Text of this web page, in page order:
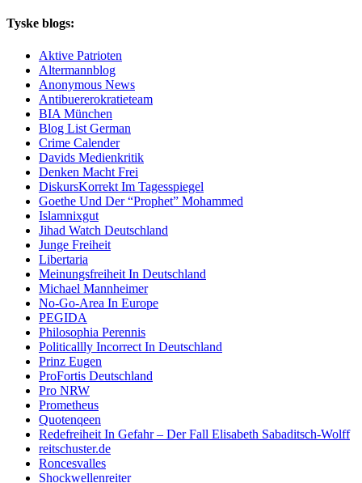
Tyske blogs:
Aktive Patrioten
Altermannblog
Anonymous News
Antibuererokratieteam
BIA München
Blog List German
Crime Calender
Davids Medienkritik
Denken Macht Frei
DiskursKorrekt Im Tagesspiegel
Goethe Und Der “Prophet” Mohammed
Islamnixgut
Jihad Watch Deutschland
Junge Freiheit
Libertaria
Meinungsfreiheit In Deutschland
Michael Mannheimer
No-Go-Area In Europe
PEGIDA
Philosophia Perennis
Politicallly Incorrect In Deutschland
Prinz Eugen
ProFortis Deutschland
Pro NRW
Prometheus
Quotenqeen
Redefreiheit In Gefahr – Der Fall Elisabeth Sabaditsch-Wolff
reitschuster.de
Roncesvalles
Shockwellenreiter